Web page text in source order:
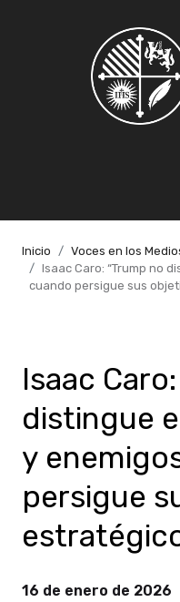
Inicio
Voces en los
Isaac Caro: “Trump no
cuando persigue sus
Isaac
distingue
y
persigue
16 de enero de 2026